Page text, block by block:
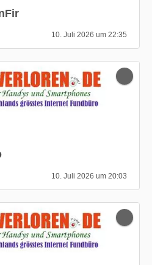
10. Juli 2026 um 22:35
10. Juli 2026 um 20:03